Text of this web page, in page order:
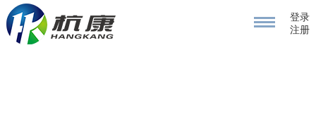
登录
注册